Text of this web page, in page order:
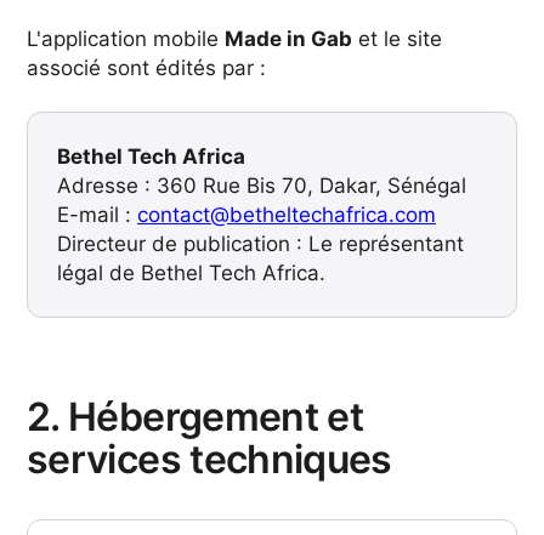
L'application mobile Made in Gab et le site
associé sont édités par :
Bethel Tech Africa
Adresse : 360 Rue Bis 70, Dakar, Sénégal
E-mail : contact@betheltechafrica.com
Directeur de publication : Le représentant
légal de Bethel Tech Africa.
2. Hébergement et
services techniques